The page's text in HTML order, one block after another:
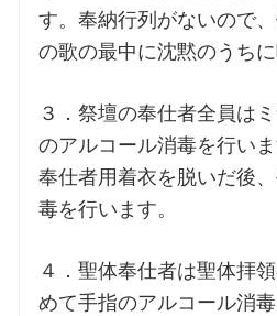
す。奉納行列がないので
の歌の最中に沈黙のうちに
３．祭壇の奉仕者全員は
のアルコール消毒を行いま
奉仕者用着衣を脱いだ後
毒を行います。
４．聖体奉仕者は聖体拝
めて手指のアルコール消毒